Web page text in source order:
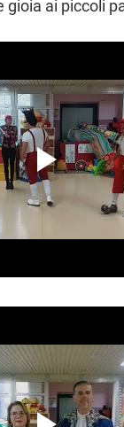
gioia ai piccoli